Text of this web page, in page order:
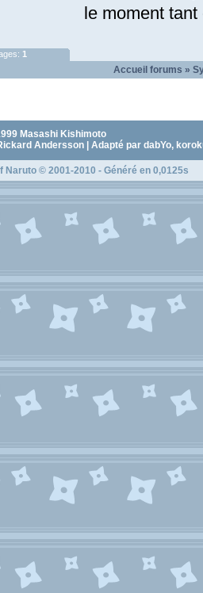
le moment
1
Accueil forums »
Masashi Kishimoto
Andersson | Adapté par dabYo,
Naruto © 2001-2010 - Généré en 0,0125s